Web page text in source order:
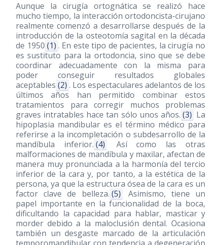
Aunque la cirugía ortognática se realizó hace
mucho tiempo, la interacción ortodoncista-cirujano
realmente comenzó a desarrollarse después de la
introducción de la osteotomía sagital en la década
de 1950 (1) . En este tipo de pacientes, la cirugía no
es sustituto para la ortodoncia, sino que se debe
coordinar adecuadamente con la misma para
poder conseguir resultados globales
aceptables (2) . Los espectaculares adelantos de los
últimos años han permitido combinar estos
tratamientos para corregir muchos problemas
graves intratables hace tan sólo unos años. (3) La
hipoplasia mandibular es el término médico para
referirse a la incompletación o subdesarrollo de la
mandíbula inferior. (4)
Así como las otras
malformaciones de mandíbula y maxilar, afectan de
manera muy pronunciada a la harmonía del tercio
inferior de la cara y, por tanto, a la estética de la
persona, ya que la estructura ósea de la cara es un
factor clave de belleza. (5)
Asimismo, tiene un
papel importante en la funcionalidad de la boca,
dificultando la capacidad para hablar, masticar y
morder debido a la maloclusión dental. Ocasiona
también un desgaste marcado de la articulación